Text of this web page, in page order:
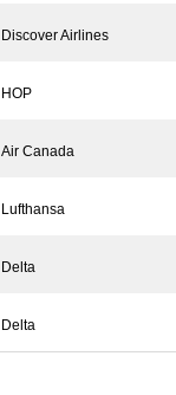
Discover Airlines
HOP
Air Canada
Lufthansa
Delta
Delta